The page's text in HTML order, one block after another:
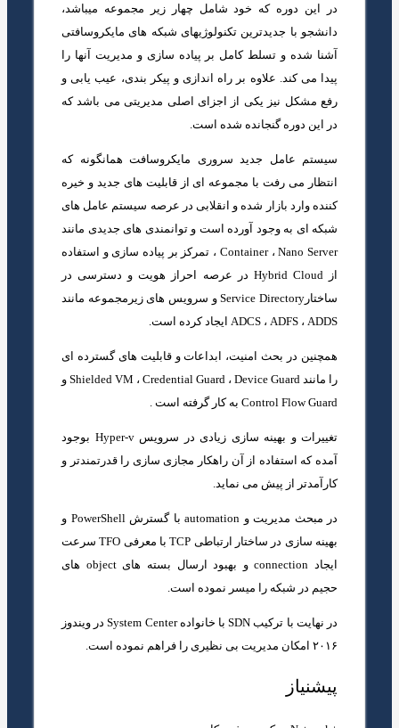
در این دوره که خود شامل چهار زیر مجموعه می­باشد،
دانشجو با جدیدترین تکنولوژی­های شبکه ­های مایکروسافتی
آشنا شده و تسلط کامل بر پیاده ­سازی و مدیریت آنها را
پیدا می­ کند. علاوه بر راه ­اندازی و پیکر بندی، عیب­ یابی و
رفع مشکل نیز یکی از اجزای اصلی مدیریتی می­ باشد که
در این دوره گنجانده شده است.
سیستم عامل جدید سروری مایکروسافت همانگونه که
انتظار می رفت با مجموعه ای از قابلیت های جدید و خیره
کننده وارد بازار شده و انقلابی در عرصه سیستم عامل های
شبکه ای به وجود آورده است و توانمندی های جدیدی مانند
Container ، Nano Server ، تمرکز بر پیاده سازی و استفاده
از Hybrid Cloud در عرصه احراز هویت و دسترسی در
ساختارService Directory و سرویس های زیرمجموعه مانند
ADCS ، ADFS ، ADDS ایجاد کرده است.
همچنین در بحث امنیت، ابداعات و قابلیت های گسترده ای
را مانند Shielded VM ، Credential Guard ، Device Guard و
Control Flow Guard به کار گرفته است .
تغییرات و بهینه سازی زیادی در سرویس Hyper-v بوجود
آمده که استفاده از آن راهکار مجازی سازی را قدرتمندتر و
کارآمدتر از پیش می نماید.
در مبحث مدیریت و automation با گسترش PowerShell و
بهینه سازی در ساختار ارتباطی TCP با معرفی TFO سرعت
ایجاد connection و بهبود ارسال بسته های object های
حجیم در شبکه را میسر نموده است.
در نهایت با ترکیب SDN با خانواده System Center در ویندوز
۲۰۱۶ امکان مدیریت بی نظیری را فراهم نموده است.
پیشنیاز